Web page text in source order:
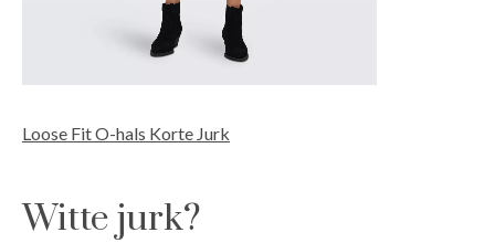
Loose Fit O-hals Korte Jurk
Witte jurk?